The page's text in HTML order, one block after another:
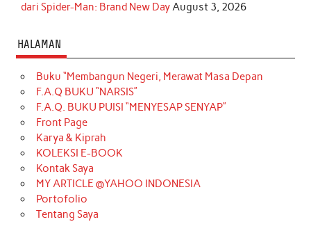
dari Spider-Man: Brand New DayAugust 3, 2026
HALAMAN
Buku “Membangun Negeri, Merawat Masa Depan
F.A.Q BUKU “NARSIS”
F.A.Q. BUKU PUISI “MENYESAP SENYAP”
Front Page
Karya & Kiprah
KOLEKSI E-BOOK
Kontak Saya
MY ARTICLE @YAHOO INDONESIA
Portofolio
Tentang Saya